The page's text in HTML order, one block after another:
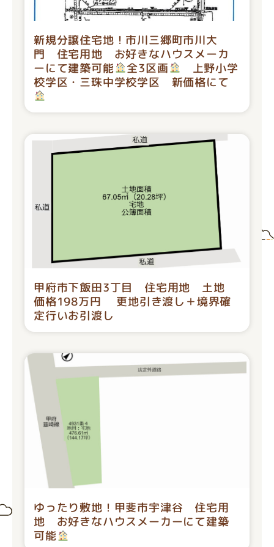
新規分譲住宅地！市川三郷町市川大
門 住宅用地 お好きなハウスメーカ
ーにて建築可能
全3区画
上野小学
校学区・三珠中学校学区 新価格にて
甲府市下飯田3丁目 住宅用地 土地
価格198万円 更地引き渡し＋境界確
定行いお引渡し
ゆったり敷地！甲斐市宇津谷 住宅用
地 お好きなハウスメーカーにて建築
可能